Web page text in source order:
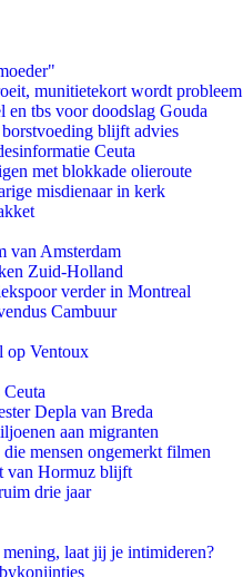
munitietekort wordt probleem
en tbs voor doodslag Gouda
blijft advies
Ceuta
met blokkade olieroute
misdienaar in kerk
van Amsterdam
Zuid-Holland
verder in Montreal
Cambuur
op Ventoux
Depla van Breda
aan migranten
mensen ongemerkt filmen
van Hormuz blijft
drie jaar
mening, laat jij je intimideren?